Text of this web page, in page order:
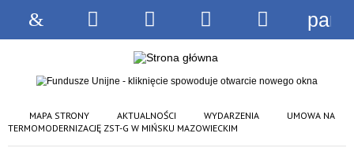
MAPA STRONY AKTUALNOŚCI WYDARZENIA
UMOWA NA
TERMOMODERNIZACJĘ ZST-G W MIŃSKU MAZOWIECKIM
StronaWyszukiwarka
Narzędzia
Menu
główne
Menu